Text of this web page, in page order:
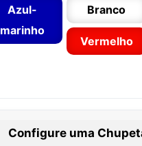
Azul-
marinho
Branco
Vermelho
Configure uma